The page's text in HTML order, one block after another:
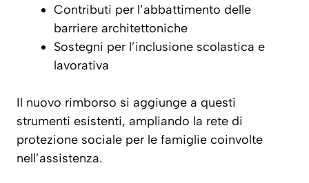
Contributi per l’abbattimento delle
barriere architettoniche
Sostegni per l’inclusione scolastica e
lavorativa
Il nuovo rimborso si aggiunge a questi
strumenti esistenti, ampliando la rete di
protezione sociale per le famiglie coinvolte
nell’assistenza.